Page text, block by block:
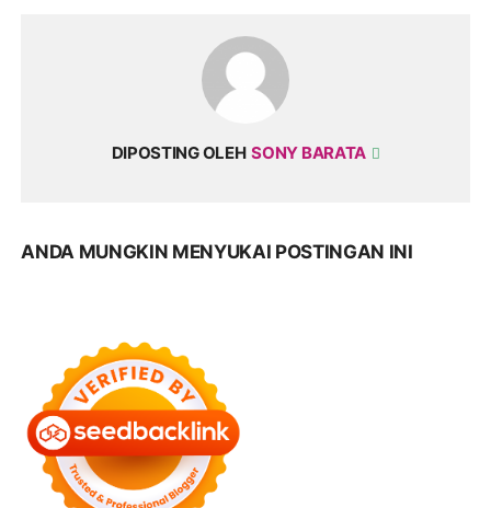
DIPOSTING OLEH SONY BARATA
ANDA MUNGKIN MENYUKAI POSTINGAN INI